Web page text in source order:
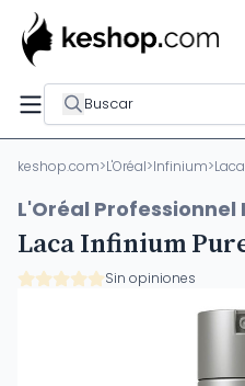
Buscar
keshop.com>L'Oréal>Infinium>
L'Oréal Professionnel
Laca Infinium
Sin opiniones